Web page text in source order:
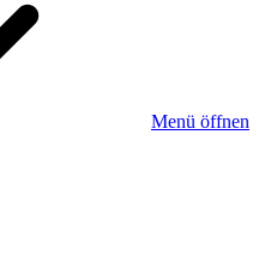
Menü öffnen